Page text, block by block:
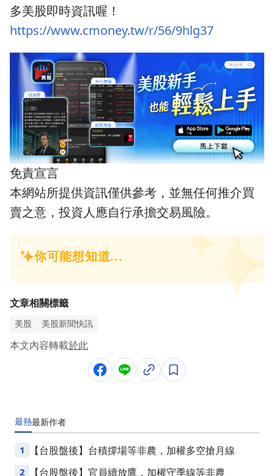
多美股即時資訊喔！
https://www.cmoney.tw/r/56/9hlg37
免責宣言
本網站所提供資訊僅供參考，並無任何推介買
賣之意，投資人應自行承擔交易風險。
文章相關標籤
美股 美股新聞快訊
本文內容轉載於此
最熱最新作者
1 【台股盤後】台積撐場等非農，加權多空搶月線
2 【台股盤後】官員續放鷹，加權守季線等非農